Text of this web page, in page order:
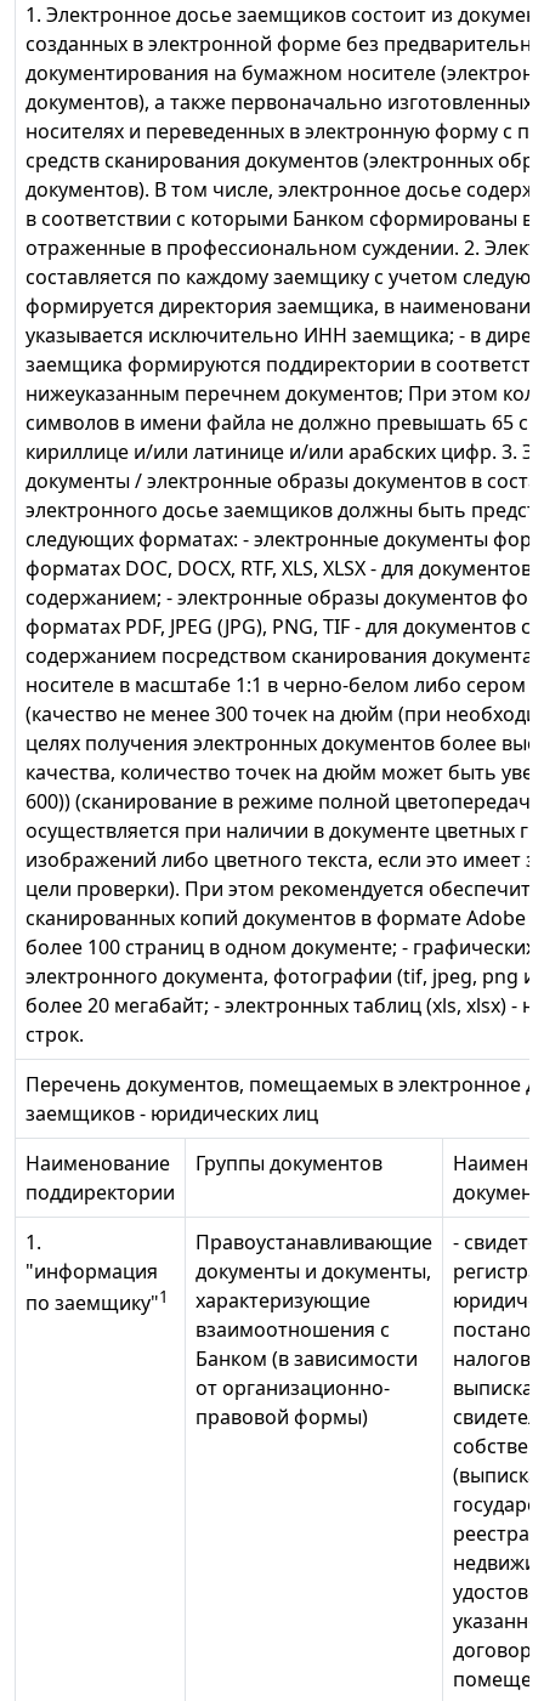
1. Электронное досье заемщиков состоит из
созданных в электронной форме без
документирования на бумажном носителе
документов), а также первоначально
носителях и переведенных в электронную форму с
средств сканирования документов (электронных
документов). В том числе, электронное досье
в соответствии с которыми Банком сформированы
отраженные в профессиональном суждении. 2.
составляется по каждому заемщику с учетом
формируется директория заемщика, в
указывается исключительно ИНН заемщика; - в
заемщика формируются поддиректории в
нижеуказанным перечнем документов; При этом
символов в имени файла не должно превышать 65
кириллице и/или латинице и/или арабских цифр. 3.
документы / электронные образы документов в
электронного досье заемщиков должны быть
следующих форматах: - электронные документы
форматах DOC, DOCX, RTF, XLS, XLSX - для документов
содержанием; - электронные образы документов
форматах PDF, JPEG (JPG), PNG, TIF - для документов
содержанием посредством сканирования
носителе в масштабе 1:1 в черно-белом либо сером
(качество не менее 300 точек на дюйм (при
целях получения электронных документов более
качества, количество точек на дюйм может быть
600)) (сканирование в режиме полной цветопередачи
осуществляется при наличии в документе цветных
изображений либо цветного текста, если это имеет
цели проверки). При этом рекомендуется
сканированных копий документов в формате Adobe
более 100 страниц в одном документе; - графических
электронного документа, фотографии (tif, jpeg, png и
более 20 мегабайт; - электронных таблиц (xls, xlsx) -
строк.
Перечень документов, помещаемых в электронное
заемщиков - юридических лиц
Наименование
поддиректории
Группы документов
1.
"информация
по заемщику"1
Правоустанавливающие
документы и документы,
характеризующие
взаимоотношения с
Банком (в зависимости
от организационно-
правовой формы)
-
выписка
реестра